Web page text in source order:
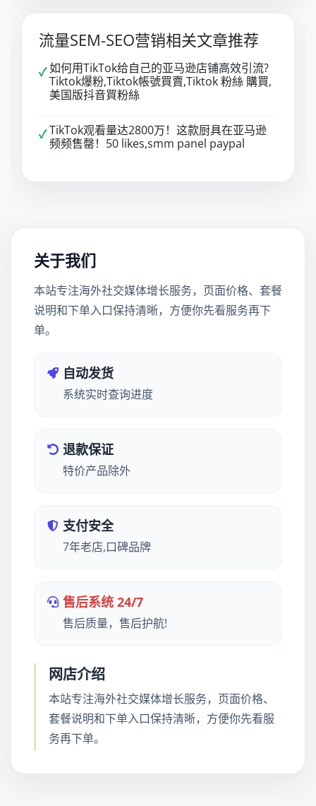
流量SEM-SEO营销相关文章推荐
✓如何用TikTok给自己的亚马逊店铺高效引流?
Tiktok爆粉,Tiktok帳號買賣,Tiktok 粉絲 購買,
美国版抖音買粉絲
✓TikTok观看量达2800万！这款厨具在亚马逊
频频售罄！50 likes,smm panel paypal
关于我们
本站专注海外社交媒体增长服务，页面价格、套餐
说明和下单入口保持清晰，方便你先看服务再下
单。
自动发货
系统实时查询进度
退款保证
特价产品除外
支付安全
7年老店,口碑品牌
售后系统 24/7
售后质量，售后护航!
网店介绍
本站专注海外社交媒体增长服务，页面价格、
套餐说明和下单入口保持清晰，方便你先看服
务再下单。